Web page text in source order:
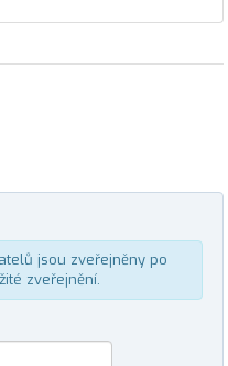
jsou zveřejněny po
zveřejnění.